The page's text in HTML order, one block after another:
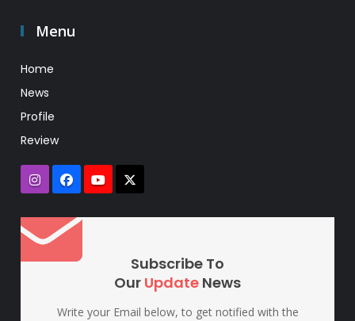
Menu
Home
News
Profile
Review
Subscribe To
Our Update News
Write your Email below, to get notified with the